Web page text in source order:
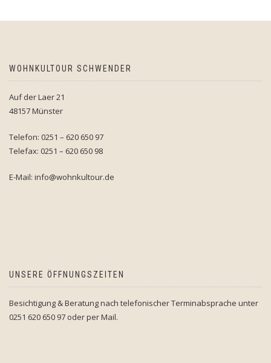
WOHNKULTOUR SCHWENDER
Auf der Laer 21
48157 Münster
Telefon: 0251 – 620 650 97
Telefax: 0251 – 620 650 98
E-Mail: info@wohnkultour.de
UNSERE ÖFFNUNGSZEITEN
Besichtigung & Beratung nach telefonischer Terminabsprache unter
0251 620 650 97 oder per Mail.